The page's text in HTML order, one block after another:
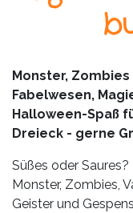
Fotos,
Events
Referenzen
Monster,
Fabelwesen,
Halloween-Spaß
Dreieck - gerne
Süßes oder
Monster, Zombies,
Geister und